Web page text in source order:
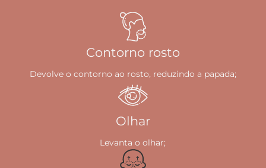
Contorno rosto
Devolve o contorno ao rosto, reduzindo a papada;
Olhar
Levanta o olhar;